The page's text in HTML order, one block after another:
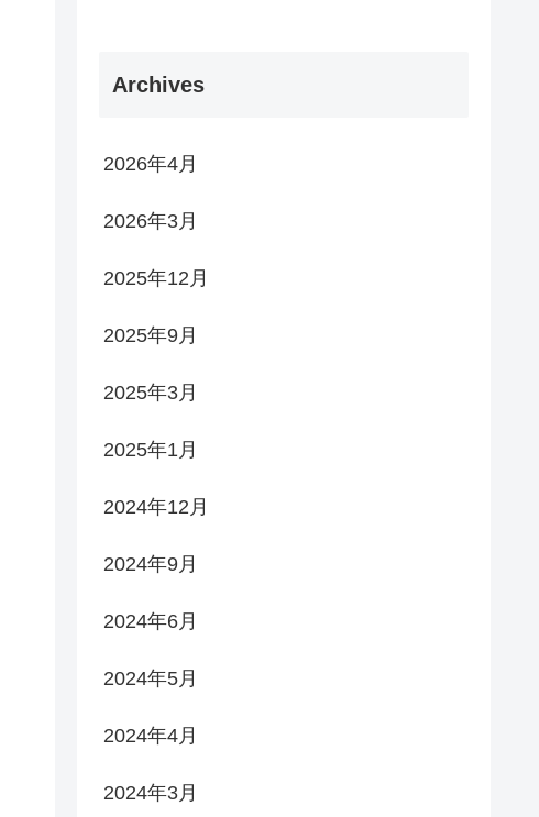
Archives
2026年4月
2026年3月
2025年12月
2025年9月
2025年3月
2025年1月
2024年12月
2024年9月
2024年6月
2024年5月
2024年4月
2024年3月